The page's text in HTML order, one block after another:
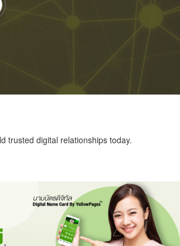
trusted digital relationships today.